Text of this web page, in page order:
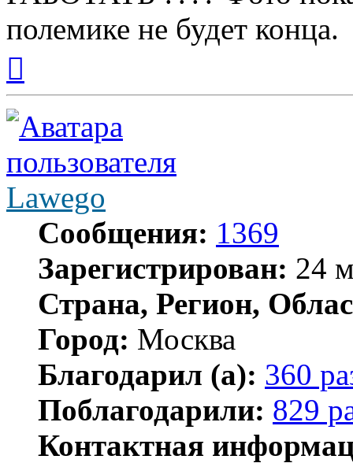
полемике не будет конца.
началу
Lawego
Сообщения: 1369
Зарегистрирован: 24
Страна, Регион,
Город: Москва
Благодарил (а): 360
Поблагодарили: 829
Контактная